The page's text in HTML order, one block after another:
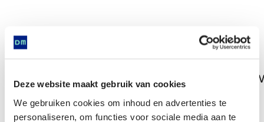
Deze website maakt gebruik van cookies
We gebruiken cookies om inhoud en advertenties te
personaliseren, om functies voor sociale media aan te